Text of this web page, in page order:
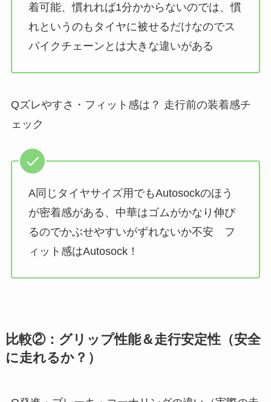
着可能、慣れれば1分かからないのでは、慣
れというのもタイヤに被せるだけなのでス
パイクチェーンとは大きな違いがある
Qズレやすさ・フィット感は？ 走行前の装着感チ
ェック
A同じタイヤサイズ用でもAutosockのほう
が密着感がある、中華はゴムがかなり伸び
るのでかぶせやすいがずれないか不安 フ
ィット感はAutosock！
比較②：グリップ性能＆走行安定性（安全
に走れるか？）